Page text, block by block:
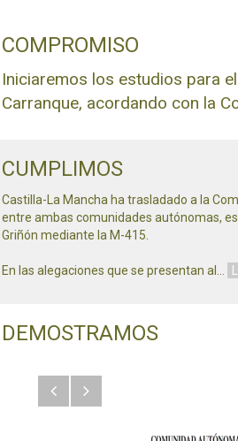
COMPROMISO
Iniciaremos los estudios para
Carranque, acordando con la
CUMPLIMOS
Castilla-La Mancha ha trasladado a la
entre ambas comunidades autónomas,
Griñón mediante la M-415.
En las alegaciones que se presentan al
DEMOSTRAMOS
AnteriorSiguiente